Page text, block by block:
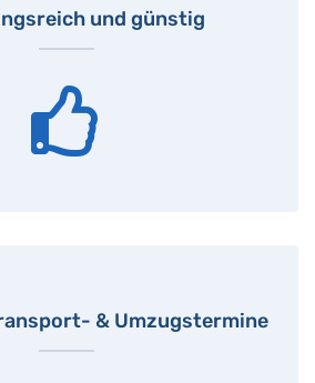
und günstig
& Umzugstermine